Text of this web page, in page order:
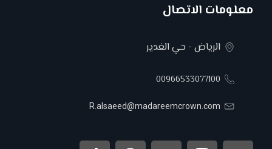
معلومات الاتصال
الرياض - حي الغدير
00966533077100
R.alsaeed@madareemcrown.com